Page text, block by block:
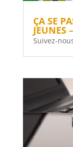
ÇA SE
JEUNES
Suivez-